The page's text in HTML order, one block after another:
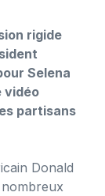
rigide
Selena
vidéo
partisans
Donald